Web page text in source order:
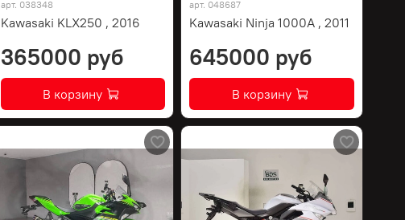
арт. 038348
Kawasaki KLX250 , 2016
365000 руб
В корзину
арт. 048687
Kawasaki Ninja 1000A , 2011
645000 руб
В корзину